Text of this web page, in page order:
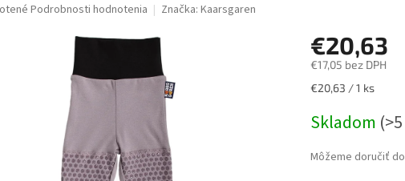
Podrobnosti hodnotenia Značka: Kaarsgaren
€20,63
€17,05 bez DPH
Jednotková
€20,63 / 1 ks
Skladom
Môžeme doručiť